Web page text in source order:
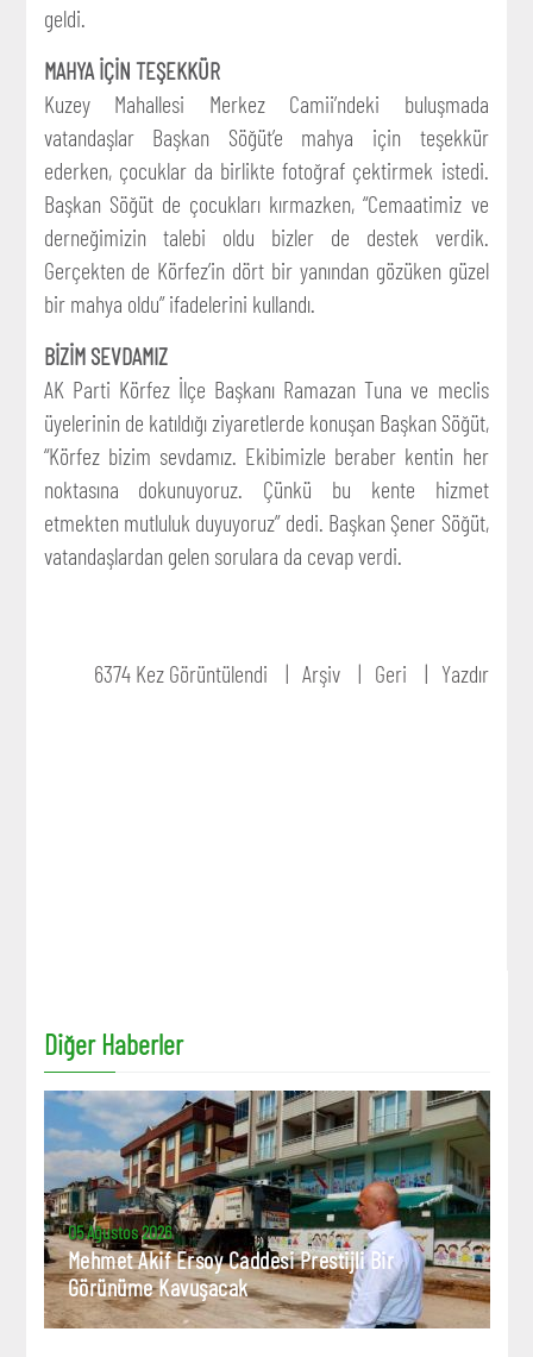
geldi.
MAHYA İÇİN TEŞEKKÜR
Kuzey Mahallesi Merkez Camii’ndeki buluşmada
vatandaşlar Başkan Söğüt’e mahya için teşekkür
ederken, çocuklar da birlikte fotoğraf çektirmek istedi.
Başkan Söğüt de çocukları kırmazken, “Cemaatimiz ve
derneğimizin talebi oldu bizler de destek verdik.
Gerçekten de Körfez’in dört bir yanından gözüken güzel
bir mahya oldu” ifadelerini kullandı.
BİZİM SEVDAMIZ
AK Parti Körfez İlçe Başkanı Ramazan Tuna ve meclis
üyelerinin de katıldığı ziyaretlerde konuşan Başkan Söğüt,
“Körfez bizim sevdamız. Ekibimizle beraber kentin her
noktasına dokunuyoruz. Çünkü bu kente hizmet
etmekten mutluluk duyuyoruz” dedi. Başkan Şener Söğüt,
vatandaşlardan gelen sorulara da cevap verdi.
6374 Kez Görüntülendi Arşiv Geri Yazdır
Diğer Haberler
05 Ağustos 2026
Mehmet Akif Ersoy Caddesi Prestijli Bir
Görünüme Kavuşacak